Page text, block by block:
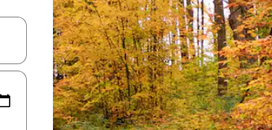
ನ್ಯಾವಿಗೇಟ್ ಮಾಡಿ ಅಥವಾ ಸ್ಪರ್ಶ ಅಥವಾ ಸ್ವೈಪ್